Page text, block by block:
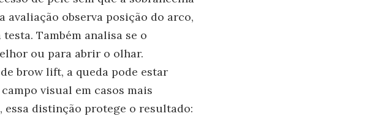
avaliação observa posição do arco,
Também analisa se o
ou para abrir o olhar.
brow lift, a queda pode estar
visual em casos mais
essa distinção protege o resultado: